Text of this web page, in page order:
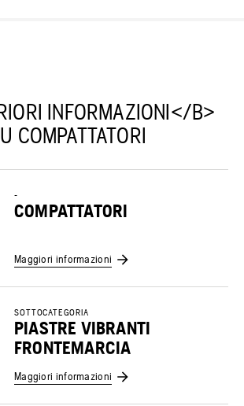
INFORMAZIONI</B>
COMPATTATORI
-
COMPATTATORI
Maggiori informazioni
SOTTOCATEGORIA
PIASTRE VIBRANTI
FRONTEMARCIA
Maggiori informazioni